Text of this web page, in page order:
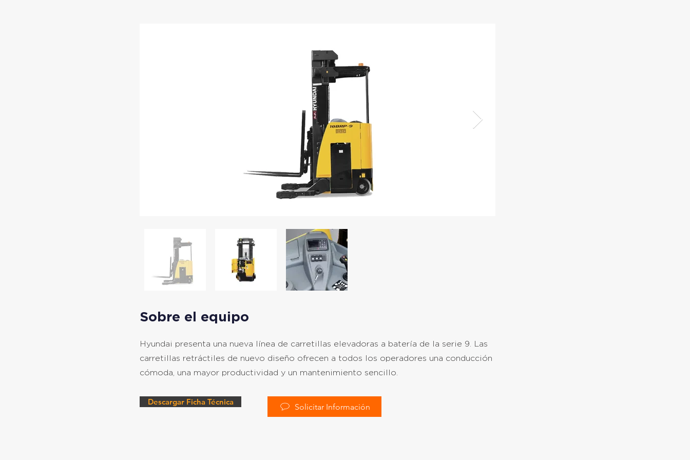
Sobre el equipo
Hyundai presenta una nueva línea de carretillas elevadoras a batería de la serie 9. Las
carretillas retráctiles de nuevo diseño ofrecen a todos los operadores una conducción
cómoda, una mayor productividad y un mantenimiento sencillo.
Descargar Ficha Técnica Solicitar Información